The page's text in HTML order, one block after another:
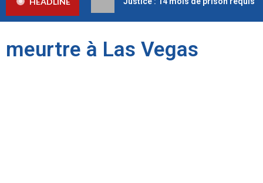
meurtre à Las Vegas